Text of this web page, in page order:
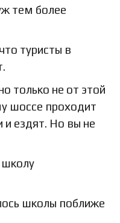
тем более
туристы в
только не от этой
шоссе проходит
ездят. Но вы не
школу
школы поближе